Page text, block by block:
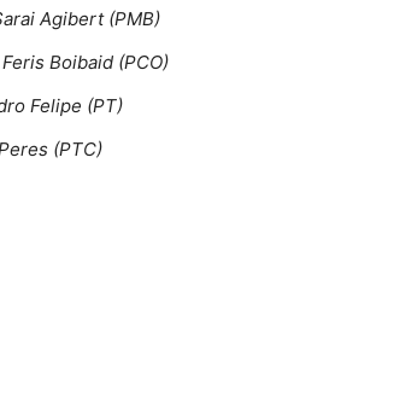
Agibert (PMB)
Boibaid (PCO)
Felipe (PT)
(PTC)